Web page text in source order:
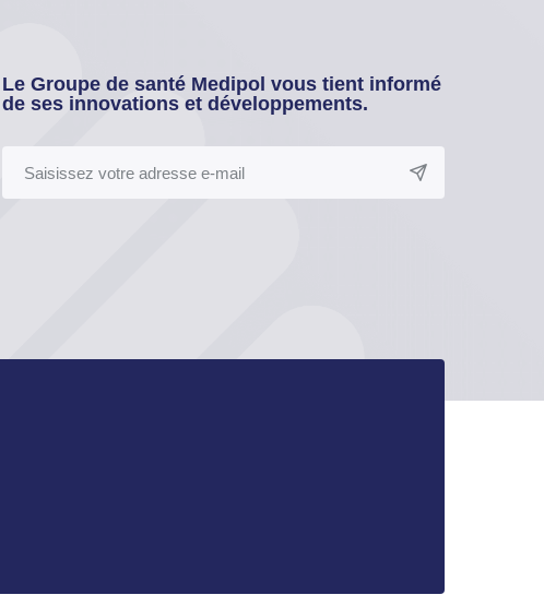
Le Groupe de santé Medipol vous tient informé
de ses innovations et développements.